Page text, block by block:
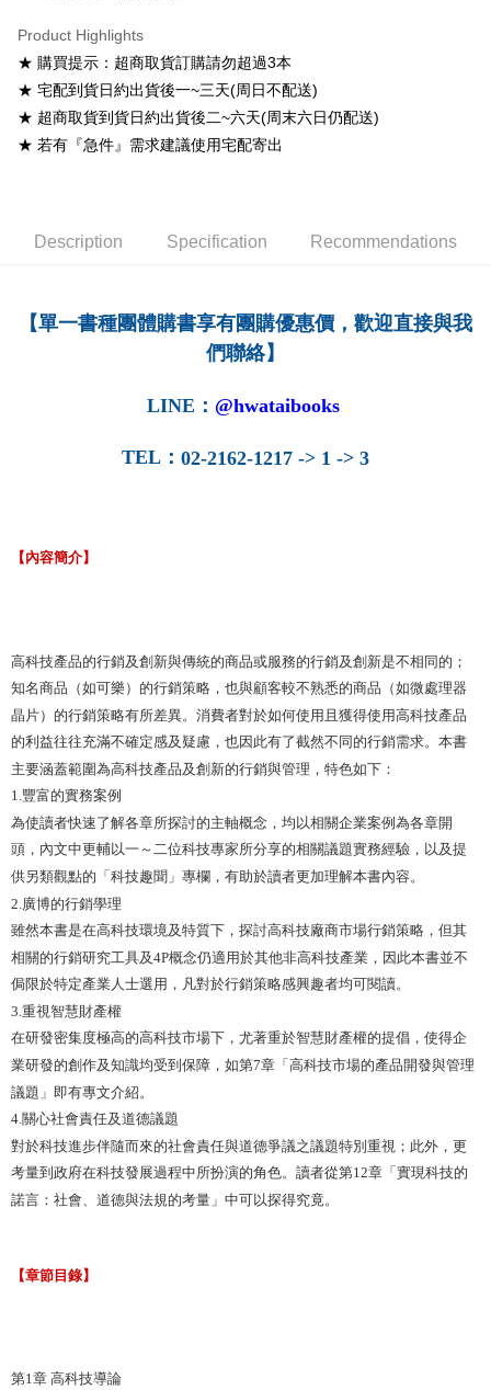
7-11取貨付款
NT$60/order
付款後7-11取貨
NT$60/order
Product Highlights
★ 購買提示：超商取貨訂購請勿超過3本
★ 宅配到貨日約出貨後一~三天(周日不配送)
★ 超商取貨到貨日約出貨後二~六天(周末六日仍配送)
★ 若有『急件』需求建議使用宅配寄出
Description Specification Recommendations
【單一書種團體購書享有團購優惠價，歡迎直接與我
們聯絡】
LINE ： @hwataibooks
TEL ： 02-2162-1217 -> 1 -> 3
【內容簡介】
高科技產品的行銷及創新與傳統的商品或服務的行銷及創新是不相同的；
知名商品（如可樂）的行銷策略，也與顧客較不熟悉的商品（如微處理器
晶片）的行銷策略有所差異。消費者對於如何使用且獲得使用高科技產品
的利益往往充滿不確定感及疑慮，也因此有了截然不同的行銷需求。本書
主要涵蓋範圍為高科技產品及創新的行銷與管理，特色如下：
1.豐富的實務案例
為使讀者快速了解各章所探討的主軸概念，均以相關企業案例為各章開
頭，內文中更輔以一～二位科技專家所分享的相關議題實務經驗，以及提
供另類觀點的「科技趣聞」專欄，有助於讀者更加理解本書內容。
2.廣博的行銷學理
雖然本書是在高科技環境及特質下，探討高科技廠商市場行銷策略，但其
相關的行銷研究工具及4P概念仍適用於其他非高科技產業，因此本書並不
侷限於特定產業人士選用，凡對於行銷策略感興趣者均可閱讀。
3.重視智慧財產權
在研發密集度極高的高科技市場下，尤著重於智慧財產權的提倡，使得企
業研發的創作及知識均受到保障，如第7章「高科技市場的產品開發與管理
議題」即有專文介紹。
4.關心社會責任及道德議題
對於科技進步伴隨而來的社會責任與道德爭議之議題特別重視；此外，更
考量到政府在科技發展過程中所扮演的角色。讀者從第12章「實現科技的
諾言：社會、道德與法規的考量」中可以探得究竟。
【章節目錄】
第1章 高科技導論